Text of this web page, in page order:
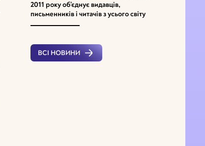
2011 року об’єднує видавців,
письменників і читачів з усього світу
ВСІ НОВИНИ